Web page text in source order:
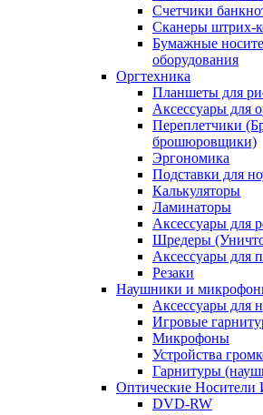
Счетчики
Сканеры штрих-
Бумажные
оборудования
Оргтехника
Планшеты для
Аксессуары для
Переплетчики
брошюровщики)
Эргономика
Подставки для
Калькуляторы
Ламинаторы
Аксессуары для
Шредеры
Аксессуары для
Резаки
Наушники и
Аксессуары для
Игровые
Микрофоны
Устройства
Гарнитуры
Оптические
DVD-RW